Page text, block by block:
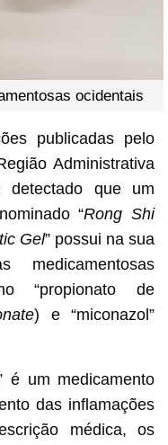
ocidentais
publicadas pelo
Administrativa
detectado que um
“Rong Shi
Gel” possui na sua
medicamentosas
“propionato de
) e “miconazol”
é um medicamento
das inflamações
médica, os